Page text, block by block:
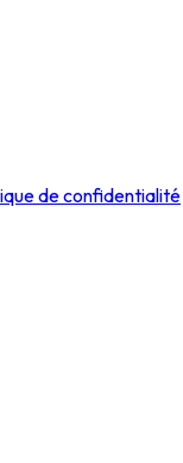
de confidentialité